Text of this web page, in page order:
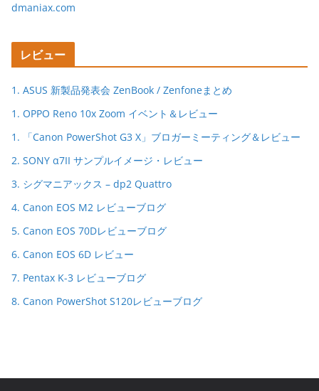
dmaniax.com
レビュー
1. ASUS 新製品発表会 ZenBook / Zenfoneまとめ
1. OPPO Reno 10x Zoom イベント＆レビュー
1. 「Canon PowerShot G3 X」ブロガーミーティング＆レビュー
2. SONY α7II サンプルイメージ・レビュー
3. シグマニアックス – dp2 Quattro
4. Canon EOS M2 レビューブログ
5. Canon EOS 70Dレビューブログ
6. Canon EOS 6D レビュー
7. Pentax K-3 レビューブログ
8. Canon PowerShot S120レビューブログ